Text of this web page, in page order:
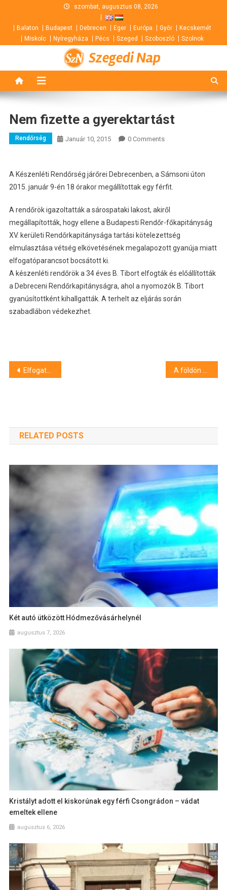
content
szombat, augusztus 08, 2026
Balaton Budapest Debrecen Eger Európa Győr
Kecskemét
Miskolc
Nyíregyháza Pécs Szeged Szoboszló Szolnok
Szegedi Nap
Nem fizette a gyerektartást
Rendőrség Január 10, 2015 0 Comments
A Készenléti Rendőrség járőrei Debrecenben, a Sámsoni úton
2015. január 9-én 18 órakor megállítottak egy férfit.
A rendőrök igazoltatták a sárospataki lakost, akiről
megállapították, hogy ellene a Budapesti Rendőr-főkapitányság
XV. kerületi Rendőrkapitánysága tartási kötelezettség
elmulasztása vétség elkövetésének megalapozott gyanúja miatt
elfogatóparancsot bocsátott ki.
A készenléti rendőrök a 34 éves B. Tibort elfogták és előállították
a Debreceni Rendőrkapitányságra, ahol a nyomozók B. Tibort
gyanúsítottként kihallgatták. A terhelt az eljárás során
szabadlábon védekezhet.
Bejegyzés
Elfogatóparancs volt ellene
RELATED POSTS
Két autó ütközött Hódmezővásárhelynél
augusztus 7, 2026
Kristályt adott el kiskorúnak egy férfi Csongrádon – vádat
emeltek ellene
augusztus 6, 2026